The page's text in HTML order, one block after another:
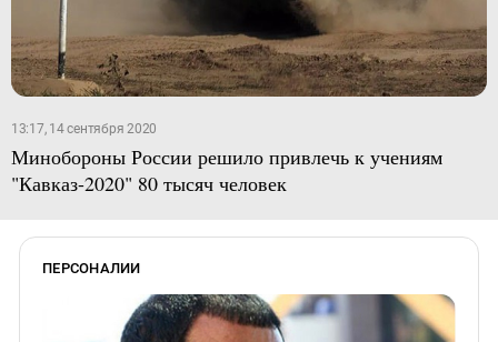
13:17, 14 сентября 2020
Минобороны России решило привлечь к учениям
"Кавказ-2020" 80 тысяч человек
ПЕРСОНАЛИИ